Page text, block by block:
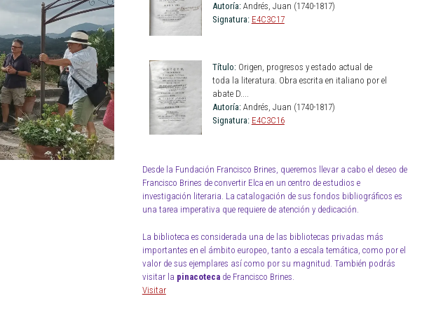
Autoría:Andrés, Juan (1740-1817)
Signatura: E4C3C17
Título:Origen, progresos y estado actual de
toda la literatura. Obra escrita en italiano por el
abate D....
Autoría:Andrés, Juan (1740-1817)
Signatura: E4C3C16
Desde la Fundación Francisco Brines, queremos llevar a cabo el deseo de
Francisco Brines de convertir Elca en un centro de estudios e
investigación literaria. La catalogación de sus fondos bibliográficos es
una tarea imperativa que requiere de atención y dedicación.
La biblioteca es considerada una de las bibliotecas privadas más
importantes en el ámbito europeo, tanto a escala temática, como por el
valor de sus ejemplares así como por su magnitud. También podrás
visitar la pinacotecade Francisco Brines.
Visitar